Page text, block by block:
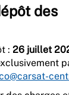
des
: 26 juillet